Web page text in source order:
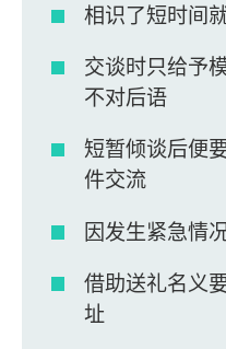
相识了短时间
交谈时只给予
不对后语
短暂倾谈后便
件交流
因发生紧急情
借助送礼名义
址